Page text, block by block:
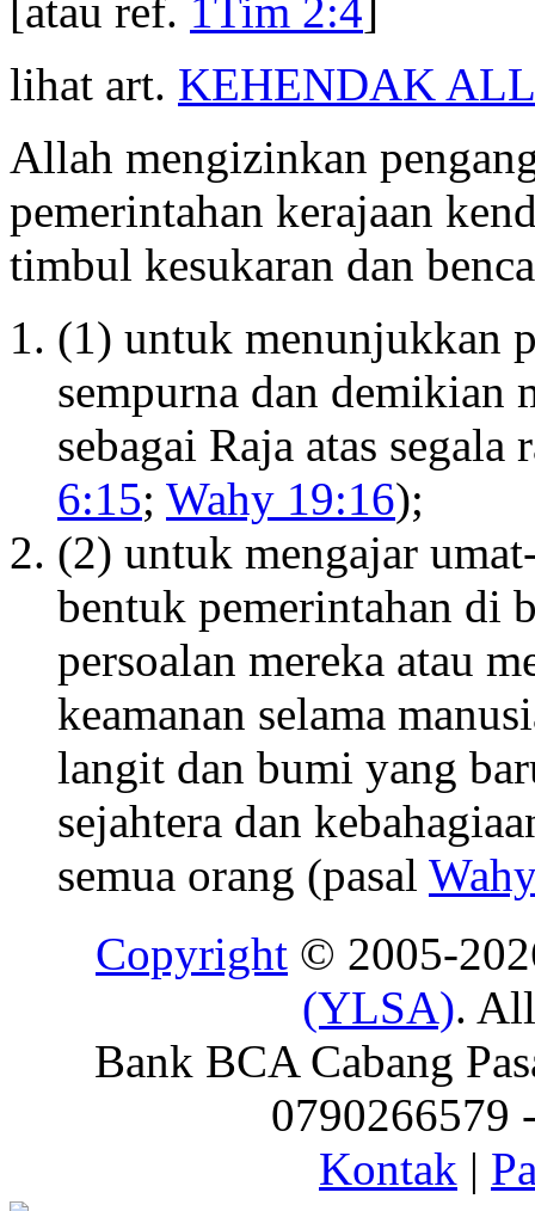
[atau ref. 1Tim 2:4]
lihat art. KEHENDAK
Allah mengizinkan
pemerintahan kerajaan
timbul kesukaran dan
(1) untuk menunjukkan
sempurna dan demikian
sebagai Raja atas segala
6:15; Wahy 19:16);
(2) untuk mengajar
bentuk pemerintahan di
persoalan mereka atau
keamanan selama
langit dan bumi yang
sejahtera dan
semua orang (pasal
Copyright © 2005-
(YLSA).
Bank BCA Cabang
0790266579
Kontak |